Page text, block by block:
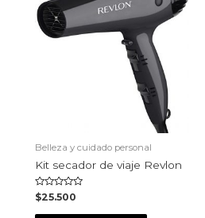
Belleza y cuidado personal
Kit secador de viaje Revlon
Valorado
en
0
$25.500